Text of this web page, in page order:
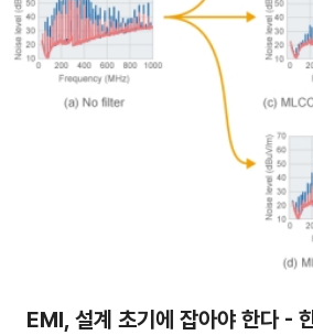
EMI, 설계 초기에 잡아야 한다 -